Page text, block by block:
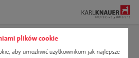
plików cookie
aby umożliwić użytkownikom jak najlepsze